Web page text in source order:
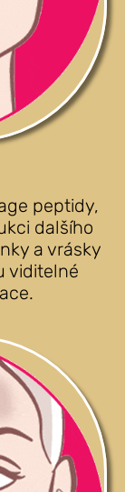
peptidy,
dalšího
a vrásky
viditelné